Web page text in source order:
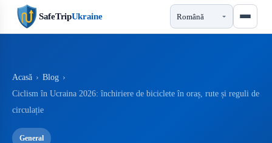
SafeTripUkraine
Acasă › Blog ›
Ciclism în Ucraina 2026: închiriere de biciclete în oraș, rute și reguli de
circulație
General